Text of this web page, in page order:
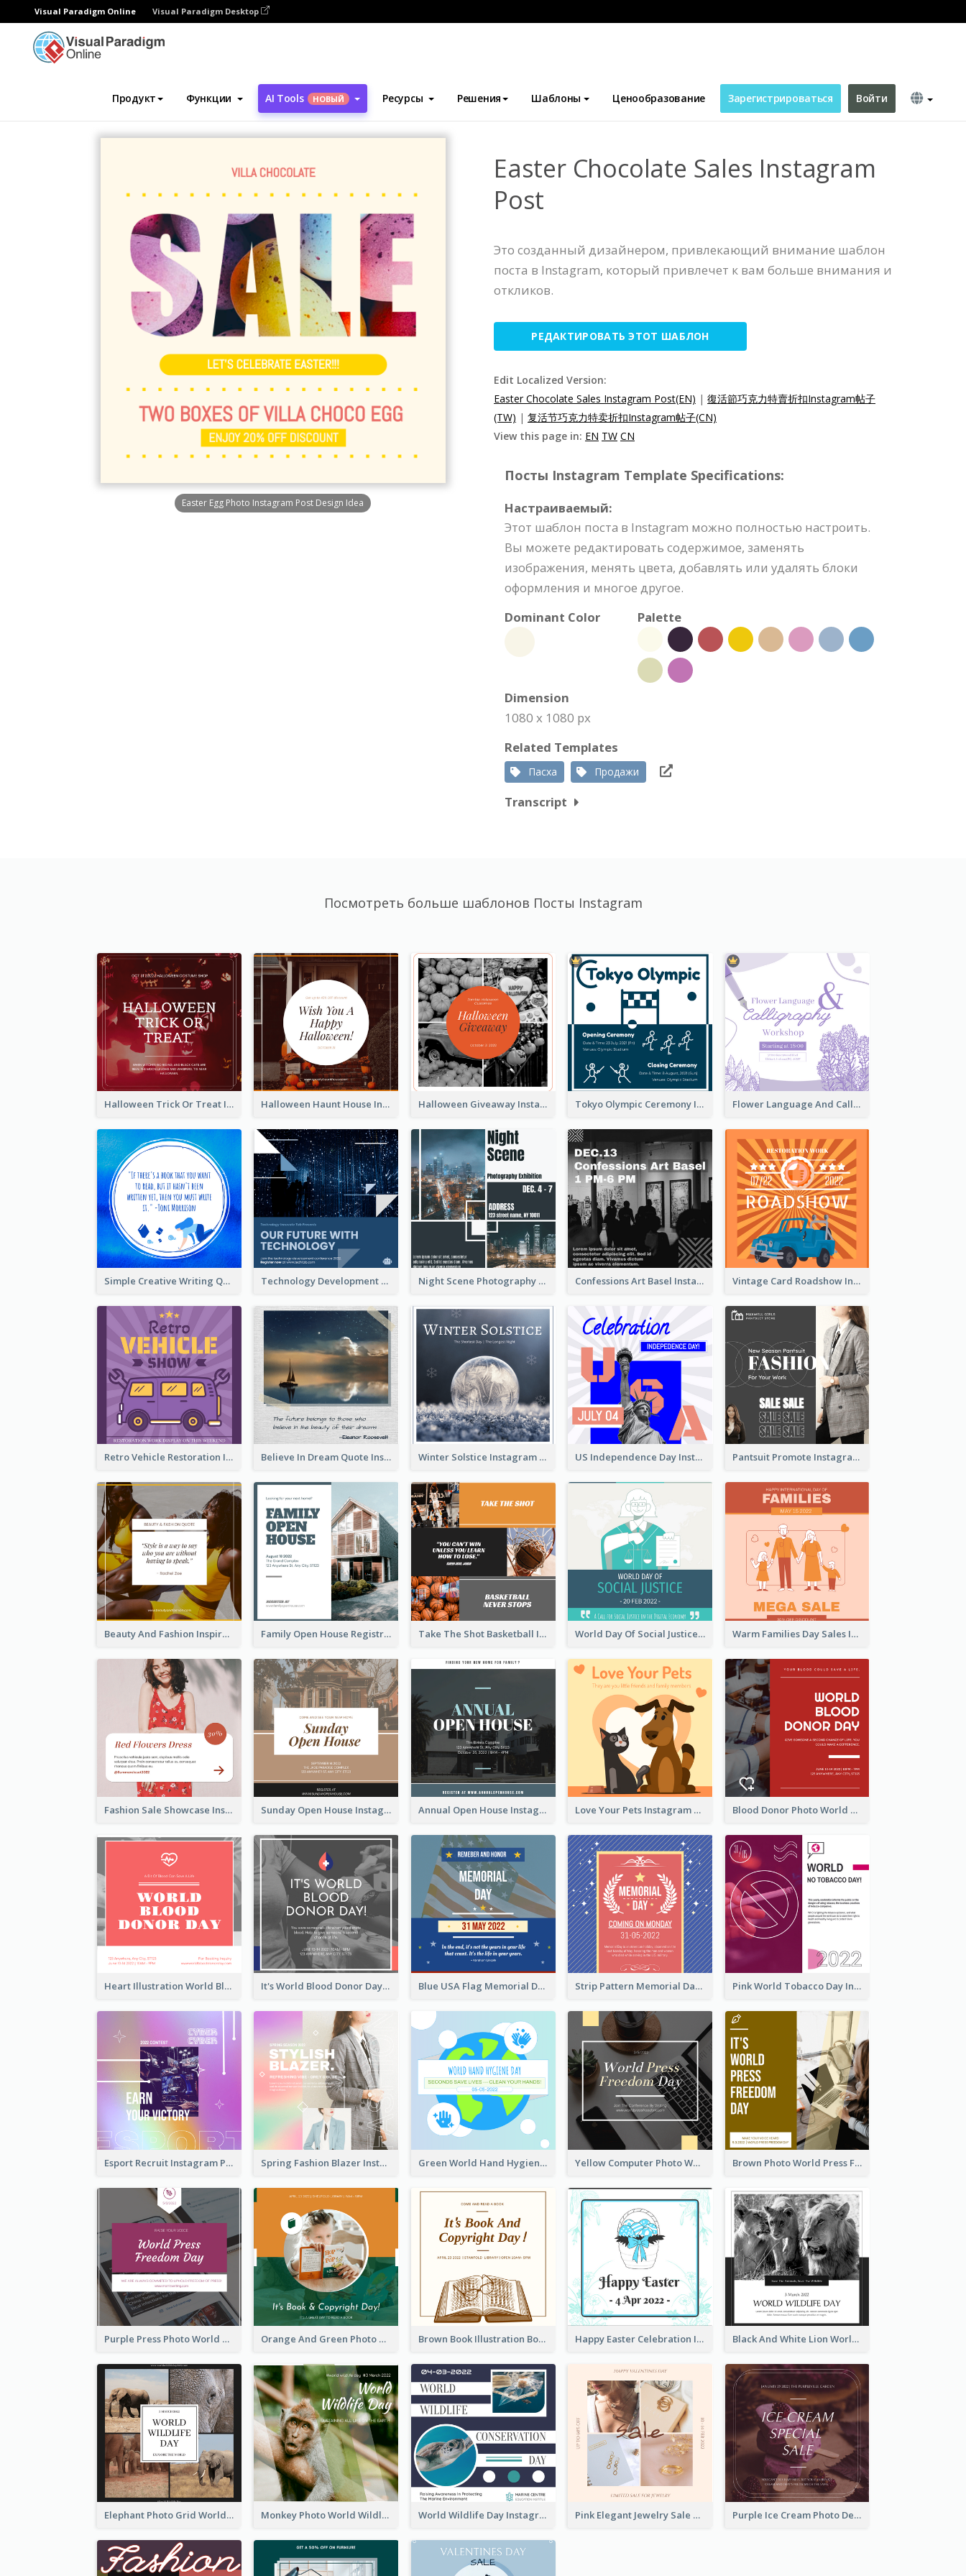
Visual Paradigm Online Visual Paradigm Desktop
Продукт Функции AI Tools НОВЫЙ Ресурсы Решения Шаблоны Ценообразование Зарегистрироваться Войти
Инструмент графического дизайна Шаблоны Посты Instagram
Easter Egg Photo Instagram Post Design Idea
Easter Chocolate Sales Instagram
Post
Это созданный дизайнером, привлекающий внимание шаблон
поста в Instagram, который привлечет к вам больше внимания и
откликов.
РЕДАКТИРОВАТЬ ЭТОТ ШАБЛОН
Edit Localized Version:
Easter Chocolate Sales Instagram Post(EN) | 復活節巧克力特賣折扣Instagram帖子
(TW) | 复活节巧克力特卖折扣Instagram帖子(CN)
View this page in: EN TW CN
Посты Instagram Template Specifications:
Настраиваемый:
Этот шаблон поста в Instagram можно полностью настроить.
Вы можете редактировать содержимое, заменять
изображения, менять цвета, добавлять или удалять блоки
оформления и многое другое.
Dominant Color
Palette
Dimension
1080 x 1080 px
Related Templates
Пасха Продажи
Transcript
Посмотреть больше шаблонов Посты Instagram
Halloween Trick Or Treat Instagram Post Halloween Haunt House Instagram Post Halloween Giveaway Instagram Post Tokyo Olympic Ceremony Instagram Post Flower Language And Calligraphy Instagram Post
Simple Creative Writing Quote Instagram Post Technology Development Conference Instagram Post Night Scene Photography Exhibition Instagram Post Confessions Art Basel Instagram Post Vintage Card Roadshow Instagram Post
Retro Vehicle Restoration Instagram Post Believe In Dream Quote Instagram Post Winter Solstice Instagram Post US Independence Day Instagram Post Pantsuit Promote Instagram Post
Beauty And Fashion Inspirational Quote Instagram Post Family Open House Registration Instagram Post Take The Shot Basketball Instagram Post World Day Of Social Justice Instagram Post Warm Families Day Sales Instagram Post
Fashion Sale Showcase Instagram Post Sunday Open House Instagram Post Annual Open House Instagram Post Love Your Pets Instagram Post Blood Donor Photo World Blood Donor Day Instagram Post
Heart Illustration World Blood Donor Day Instagram Post It's World Blood Donor Day Photo Instagram Post Blue USA Flag Memorial Day Instagram Post Design Strip Pattern Memorial Day Instagram Post Pink World Tobacco Day Instagram Post
Esport Recruit Instagram Post Spring Fashion Blazer Instagram Post Green World Hand Hygiene Day Instagram Post Yellow Computer Photo World Press Freedom Day Instagram Post Brown Photo World Press Freedom Day Instagram Post
Purple Press Photo World Press Freedom Day Instagram Post Orange And Green Photo Book And Copyright Day Instagram Post Brown Book Illustration Book And Copyright Day Instagram Post Happy Easter Celebration Instagram Post Black And White Lion World Wildlife Day Instagram Post
Elephant Photo Grid World Wildlife Day Instagram Post Monkey Photo World Wildlife Day Instagram Post World Wildlife Day Instagram Post Pink Elegant Jewelry Sale Valentines Day Instagram Post Purple Ice Cream Photo Dessert Sale Instagram Post